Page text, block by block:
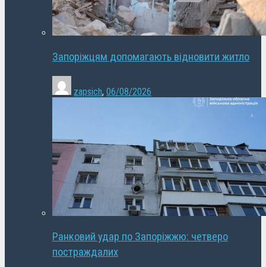
Запоріжцям допомагають відновити житло
zapsich, 06/08/2026
Ранковий удар по Запоріжжю: четверо
постраждалих